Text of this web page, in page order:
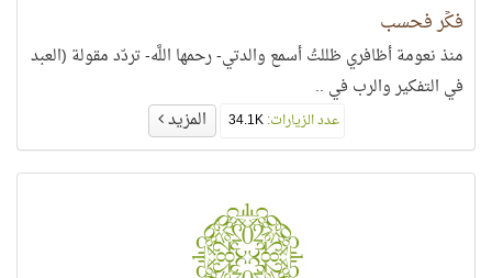
فكِّر فحسب
منذ نعومة أظافري ظللتُ أسمع والدتي- رحمها اللَّه- تردّد مقولة (العبد
في التفكير والرب في ..
عدد الزيارات:34.1K المزيد